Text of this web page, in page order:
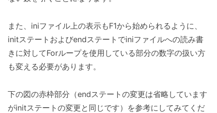
また、iniファイル上の表示もF1から始められるように、
initステートおよびendステートでiniファイルへの読み書
きに対してForループを使用している部分の数字の扱い方
も変える必要があります。
下の図の赤枠部分（endステートの変更は省略しています
がinitステートの変更と同じです）を参考にしてみてくだ